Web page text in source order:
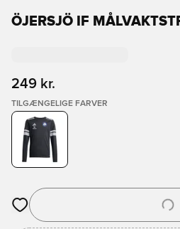
ÖJERSJÖ IF
249 kr.
TILGÆNGELIGE FARVER
Åbner en Modal til at logge ind